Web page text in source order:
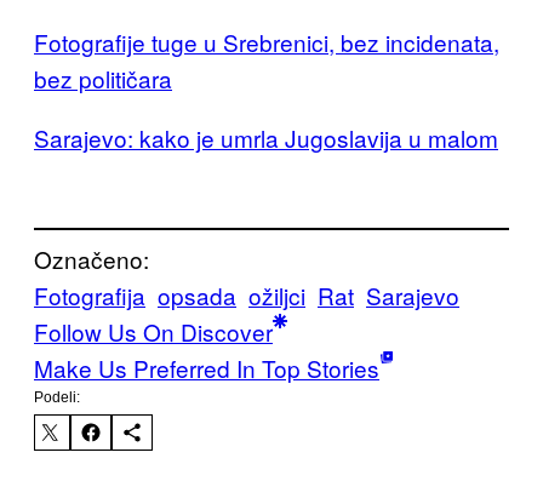
Fotografije tuge u Srebrenici, bez incidenata,
bez političara
Sarajevo: kako je umrla Jugoslavija u malom
Označeno:
Fotografija opsada ožiljci Rat Sarajevo
Follow Us On Discover
Make Us Preferred In Top Stories
Podeli: